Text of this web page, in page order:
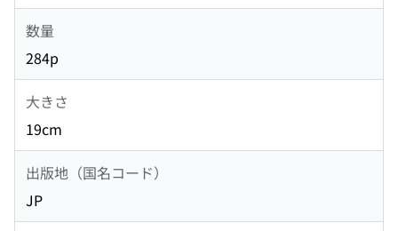
数量
284p
大きさ
19cm
出版地（国名コード）
JP